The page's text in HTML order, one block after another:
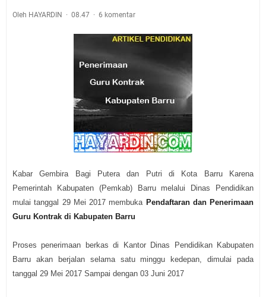
Oleh HAYARDIN 08.47 6 komentar
Kabar Gembira Bagi Putera dan Putri di Kota Barru Karena
Pemerintah Kabupaten (Pemkab) Barru melalui Dinas Pendidikan
mulai tanggal 29 Mei 2017 membuka Pendaftaran dan Penerimaan
Guru Kontrak di Kabupaten Barru
Proses penerimaan berkas di Kantor Dinas Pendidikan Kabupaten
Barru akan berjalan selama satu minggu kedepan, dimulai pada
tanggal 29 Mei 2017 Sampai dengan 03 Juni 2017